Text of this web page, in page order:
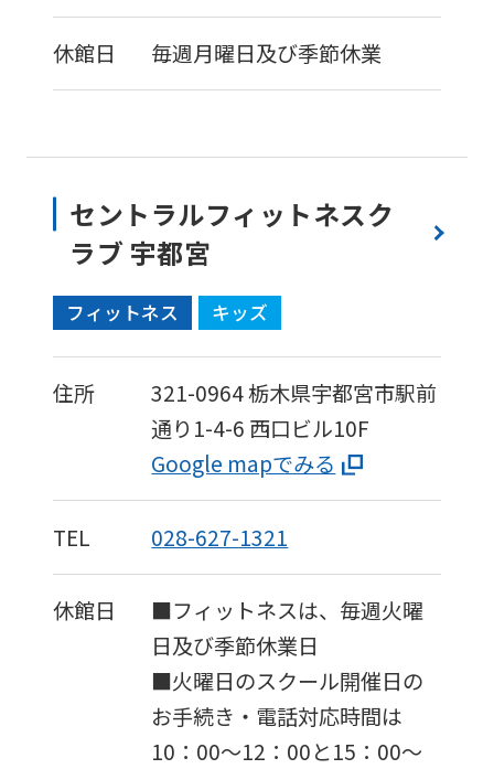
休館日 毎週月曜日及び季節休業
セントラルフィットネスク
ラブ 宇都宮
フィットネス キッズ
住所 321-0964栃木県宇都宮市駅前
通り1-4-6 西口ビル10F
Google mapでみる
TEL 028-627-1321
休館日
■フィットネスは、毎週火曜
日及び季節休業日
■火曜日のスクール開催日の
お手続き・電話対応時間は
10：00～12：00と15：00～